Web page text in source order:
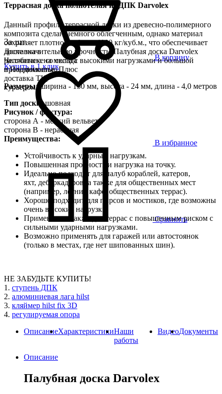
За шт.
Доставка в
Челябинске со склада
в Подмосковье. Плюс
доставка ТК,
курьером
В корзину
Купить в 1 клик
В избранное
Сравнить
Террасная доска полнотелая из ДПК Darvolex
Данный профиль террасной доски из древесно-полимерного
композита сделан немного облегченным, однако материал
сохраняет плотность более 1100 кг/куб.м., что обеспечивает
доске значительную прочность. Палубная доска Darvolex
рассчитана на места с высокими нагрузками и большой
проходимостью.
Размеры: ширина - 150 мм, высота - 24 мм, длина - 4,0 метров
Тип доски:шовная
Рисунок / фактура:
сторона А - мелкий вельвет
сторона B - нерабочая
Преимущества:
Устойчивость к ударным нагрузкам.
Повышенная прочность и нагрузка на точку.
Идеально подходит для палуб кораблей, катеров,
яхт, дебаркадеров, а также для общественных мест
(например, летних кафе, общественных террас).
Хорошо подходит для пирсов и мостиков, где возможны
очень высокие нагрузки.
Применяется также для террас с повышенным риском с
сильными ударными нагрузками.
Возможно применять для гаражей или автостоянок
(только в местах, где нет шипованных шин).
НЕ ЗАБУДЬТЕ КУПИТЬ!
1. ступень ДПК
2. алюминиевая лага hilst
3. кляймер hilst fix 3D
4. регулируемая опора
ОписаниеХарактеристикиНаши
работы
ВидеоДокументы
Описание
Палубная доска Darvolex